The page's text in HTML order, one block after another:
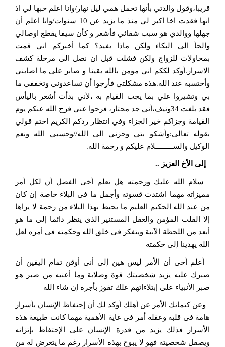
قريبا،وقول والدتي بأنها تحمل همي ليل نهار/وانا اعلم حبها لي اذ
انها فقدت اخا اكبر لي منذ ما يزيد عن 10 سنوات/وانا اعلم أن
جهلها ووالدي هو سبب شقائي فأشعر و كأن سيفا يقطع اوصالي
والجأ الى البكاء ولكن ماذا يفيد؟ كما أخبركم اني قمت
بمحاولات للزواج ولكن فشلت قبل ان نصل الى مرحلة كشف
الاسرار.أؤكد لككم اني مؤمن بالله يقينا و صابر على ما اصابني
وأحتسبه عند الله.هذه مشكلتي فأرجوا أن تساعدوني وتخففي ما
بي وتشيروا علي بما يجب القيام به ،لأني بدأت أشعر باليأس
فقد بلغت 34ونيف،أني جد محتار، فرجوا عني فرج الله عنكم يوم
القيامة وجزاكم خير الجزاء وفي انتظار ردكم الكريم اختم قولي
بقوله تعالى:وأشكو بتي وحزني الى الله//وحسبي الله ونعم
الوكيل والســـــــــلام عليكم و رحمة الله.
إلى الأخ العزيز ..
سلام الله عليك ورحمته هل تعلم أخى الفضل أن لكل أمر
مميزاته مهما اشتدت قسوته وأجمل ما فى البلاء خاصة إن كان
من عند الله الحكيم العليم ما يحيط بهذا البلاء من رحمة لا يراها
إلا القلب المؤمن والعقل المستنير الذى ينظر دائما إلى ما هو
أبعد من اللحظة الآنية ويتفكر فى خلق الله وحكمته فى أمره لعل
الله يهدينا إلى حكمته
أعلم أخى أن الأمر ليس هين إلى أنى أوقن تمام اليقين أن
صبرك عليه يزيد شخصيتك قوة وصلابة وما أعنيه من صبر هو
صبر الأنبياء على إبتلاءاتهم علك تفوز بأجره إن شاء الله
وعن كتمانك الأمر عن أهلك أؤكد لك أن إحتفاظ الإنسان بأسرار
هامة فى قلبه وعقله أمر فى غاية الأهمية مهما كانت طبيعة هذه
الأسرار فذلك يزيد من قدرة الإنسان على الإحتفاظ بإتزانه
ويصقل شخصيته فهو لا يبوح بهذه الأسرار رغم ما يتعرض له من